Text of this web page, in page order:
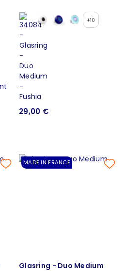
+10
29,00 €
MADE IN FRANCE
Glasring - Duo Medium